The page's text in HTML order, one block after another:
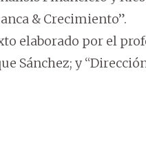
& Crecimiento”.
elaborado por el
Sánchez; y